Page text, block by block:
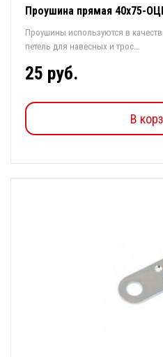
Проушина прямая 40х75-
Проушины используются в
петель для навесных и трос...
25 руб.
В